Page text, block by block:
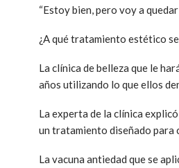
“Estoy bien, pero voy a
¿A qué tratamiento estético
La clínica de belleza que le
años utilizando lo que ellos
La experta de la clínica
un tratamiento diseñado para
La vacuna antiedad que se